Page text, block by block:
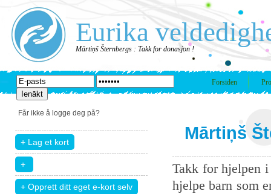
Eurika
Mārtiņš Šternbergs : Takk for donasjon !
Forsiden
Får ikke å logge deg på?
Mārtiņš
Takk for hjelpen
hjelpe barn som